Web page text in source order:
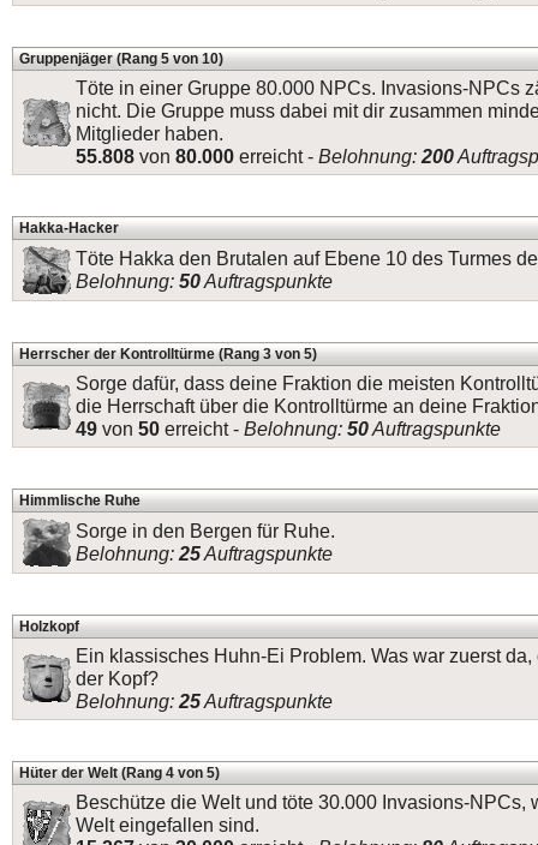
Gruppenjäger (Rang 5 von 10)
Töte in einer Gruppe 80.000 NPCs. Invasions-NPCs
nicht. Die Gruppe muss dabei mit dir zusammen
Mitglieder haben.
55.808 von 80.000 erreicht - Belohnung: 200
Hakka-Hacker
Töte Hakka den Brutalen auf Ebene 10 des Turmes
Belohnung: 50Auftragspunkte
Herrscher der Kontrolltürme (Rang 3 von 5)
Sorge dafür, dass deine Fraktion die meisten
die Herrschaft über die Kontrolltürme an deine
49 von 50 erreicht - Belohnung: 50Auftragspunkte
Himmlische Ruhe
Sorge in den Bergen für Ruhe.
Belohnung: 25Auftragspunkte
Holzkopf
Ein klassisches Huhn-Ei Problem. Was war zuerst
der Kopf?
Belohnung: 25Auftragspunkte
Hüter der Welt (Rang 4 von 5)
Beschütze die Welt und töte 30.000 Invasions-NPCs,
Welt eingefallen sind.